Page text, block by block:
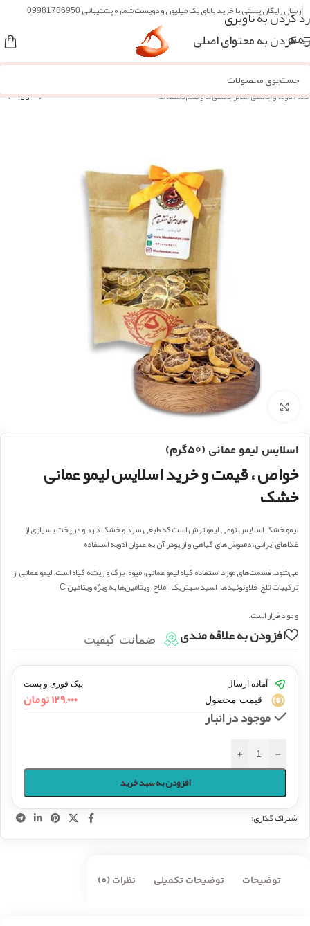
رد کردن به ناوبری
رد کردن به محتوای اصلی
ارسال رایگان پستی با خرید بالای یک میلیون و دویستشماره پشتیبانی 09981786950
منو
خانه/ادویه و چاشنی/سایر چاشنی ها و طعم دهنده ها
بزرگنمایی تصویر
اسلایس لیمو عمانی (۵۰گرم)
خواص ، قیمت و خرید اسلایس لیمو عمانی
خشک
لیمو خشک اسلایس نوعی لیمو ترش است که طبعی سرد و خشک دارد و در پخت بسیاری از
غذاهای ایرانی، دمنوش‌های گیاهی و از پودر آن به عنوان ادویه استفاده
می‌شود. قسمت‌های مورد استفاده گیاه لیمو عمانی، میوه، برگ و ریشه گیاه است. لیمو عمانی از
ترکیبات تلخ، فلاونوئیدها، اسید سیتریک، املاح، ویتامین‌ها به ویژه ویتامین C
و مواد فرار است.
افزودن به علاقه مندی ضمانت کیفیت
آماده ارسال پیک فوری و پست
قیمت محصول ۱۲۹,۰۰۰تومان
موجود در انبار
-
+
افزودن به سبد خرید
اشتراک گذاری:
توضیحات توضیحات تکمیلی نظرات (0)